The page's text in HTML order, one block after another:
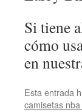
Si tiene
cómo
en
Esta entrada
camisetas